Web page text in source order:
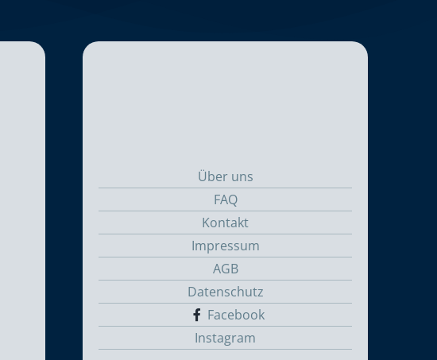
Über uns
FAQ
Kontakt
Impressum
AGB
Datenschutz
Facebook
Instagram